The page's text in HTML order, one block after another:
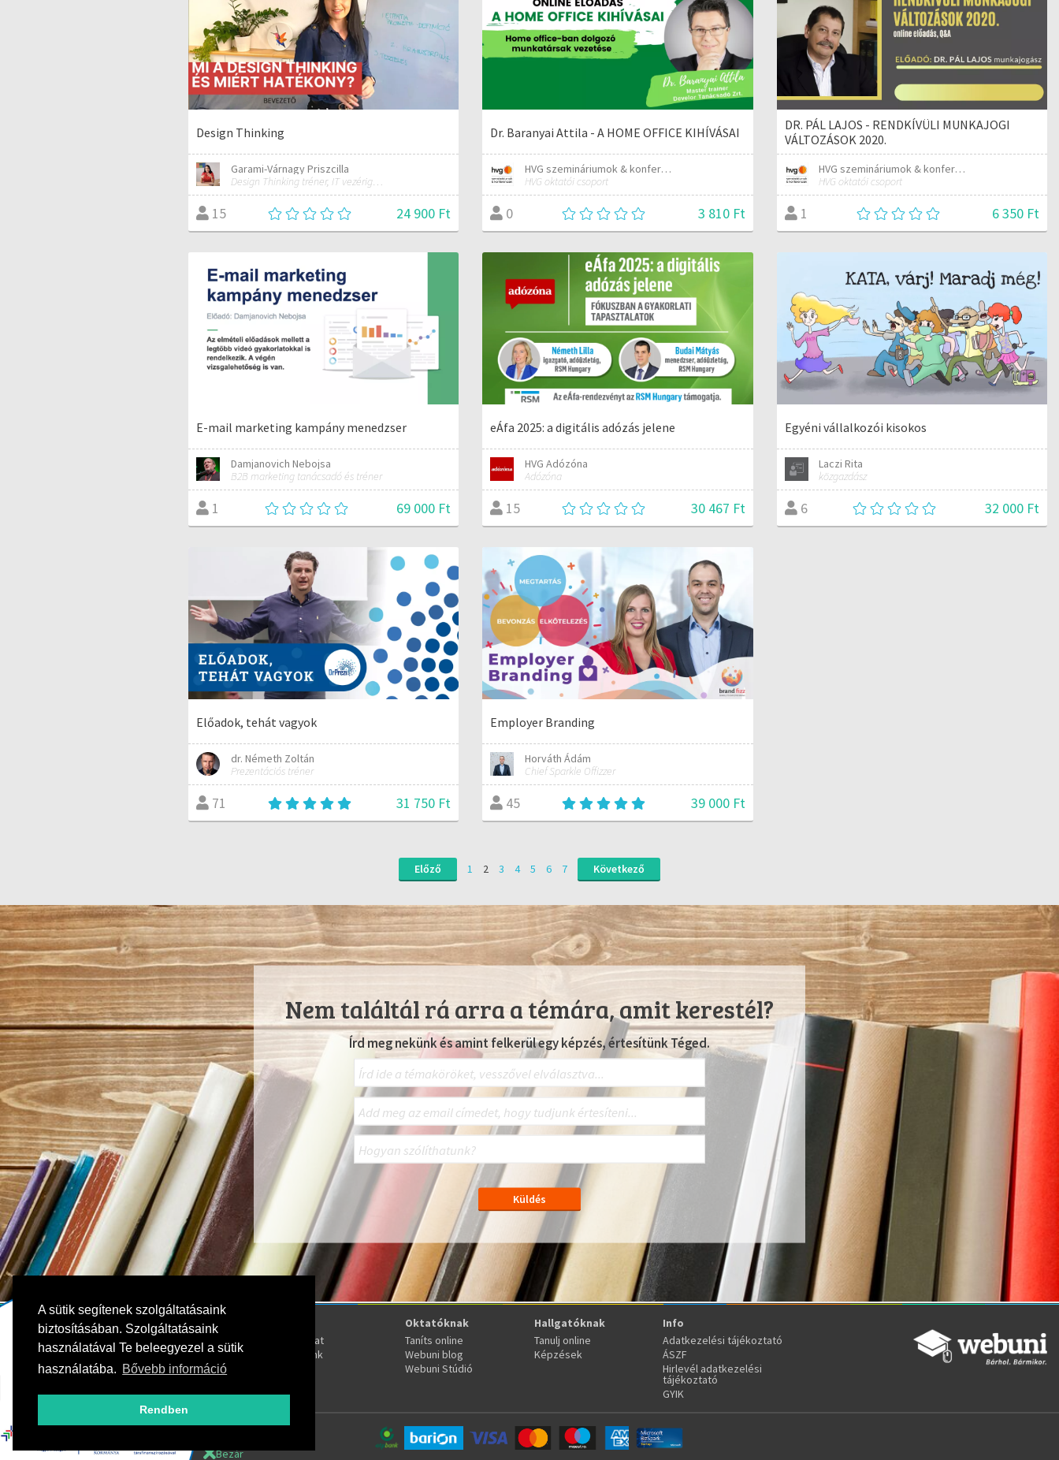
A sütik segítenek szolgáltatásaink
biztosításában. Szolgáltatásaink
használatával Te beleegyezel a sütik
használatába. Bővebb információ
Rendben
Design Thinking
Garami-Várnagy Priszcilla
Design Thinking tréner, IT vezérigazgató
15 24 900 Ft
Dr. Baranyai Attila - A HOME OFFICE KIHÍVÁSAI
HVG szemináriumok & konferenciák
HVG oktatói csoport
0 3 810 Ft
DR. PÁL LAJOS - RENDKÍVÜLI MUNKAJOGI
VÁLTOZÁSOK 2020.
HVG szemináriumok & konferenciák
HVG oktatói csoport
1 6 350 Ft
E-mail marketing kampány menedzser
Damjanovich Nebojsa
B2B marketing tanácsadó és tréner
1 69 000 Ft
eÁfa 2025: a digitális adózás jelene
HVG Adózóna
Adózóna
15 30 467 Ft
Egyéni vállalkozói kisokos
Laczi Rita
közgazdász
6 32 000 Ft
Előadok, tehát vagyok
dr. Németh Zoltán
Prezentációs tréner
71 31 750 Ft
Employer Branding
Horváth Ádám
Chief Sparkle Offizzer
45 39 000 Ft
Előző 1 2 3 4 5 6 7 Következő
Bezár
Nem találtál rá arra a témára, amit kerestél?
Írd meg nekünk és amint felkerül egy képzés, értesítünk Téged.
Kövess bennünket!
Kapcsolat
Oktatóink
Oktatóknak
Taníts online
Webuni blog
Webuni Stúdió
Hallgatóknak
Tanulj online
Képzések
Info
Adatkezelési tájékoztató
ÁSZF
Hirlevél adatkezelési
tájékoztató
GYIK